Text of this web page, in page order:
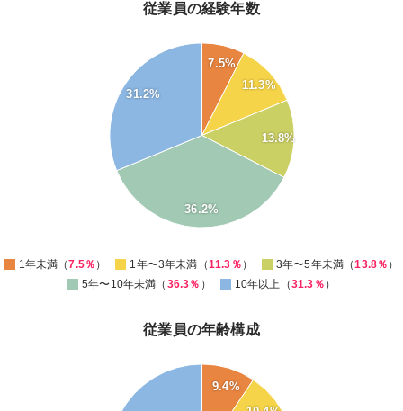
従業員の経験年数
7.5%
11.3%
13.8%
36.2%
31.2%
1年未満（7.5％ ） 1年〜3年未満（11.3％ ） 3年〜5年未満（13.8％ ）
5年〜10年未満（ 36.3％ ） 10年以上（31.3％ ）
従業員の年齢構成
9.4%